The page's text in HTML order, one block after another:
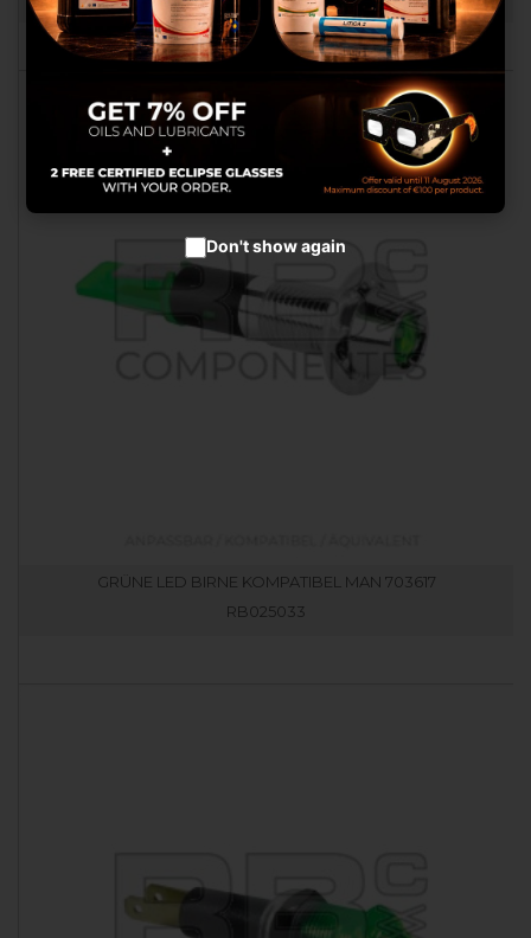
GRÜNE LED BIRNE KOMPATIBEL MAN 703617
RB025033
Werbung anzubieten.
Cookies setzen
Cookies akzeptieren
Don't show again